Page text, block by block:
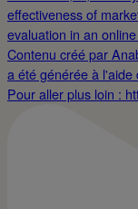
Pour aller plus loin :